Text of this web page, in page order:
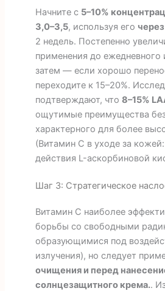
Начните с 5–10%
3,0–3,5, используя его
2 недель. Постепенно
применения до ежедневного
затем — если хорошо
переходите к 15–20%.
подтверждают, что 8–15%
ощутимые преимущества
характерного для более
(Витамин С в уходе за
действия L-аскорбиновой
Шаг 3: Стратегическое
Витамин С наиболее
борьбы со свободными
образующимися под
излучения), но следует
очищения и перед
солнцезащитного крема..